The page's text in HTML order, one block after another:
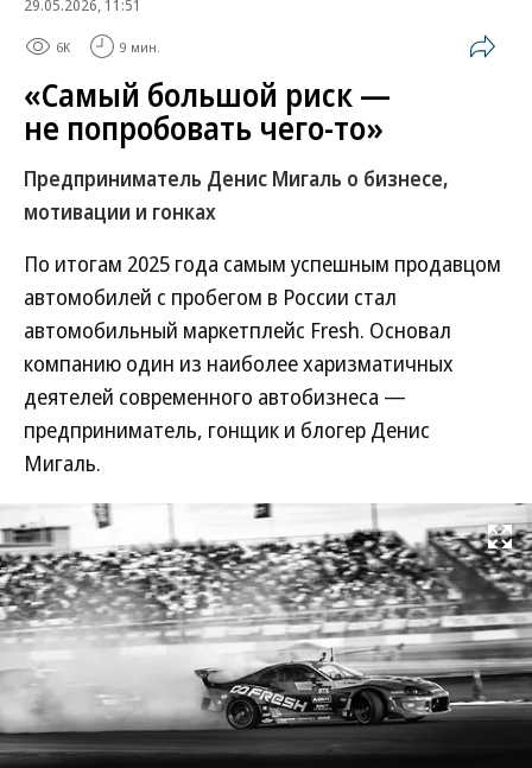
29.05.2026, 11:51
6K 9 мин.
«Самый большой риск —
не попробовать чего-то»
Предприниматель Денис Мигаль о бизнесе,
мотивации и гонках
По итогам 2025 года самым успешным продавцом
автомобилей с пробегом в России стал
автомобильный маркетплейс Fresh. Основал
компанию один из наиболее харизматичных
деятелей современного автобизнеса —
предприниматель, гонщик и блогер Денис
Мигаль.
Развернуть